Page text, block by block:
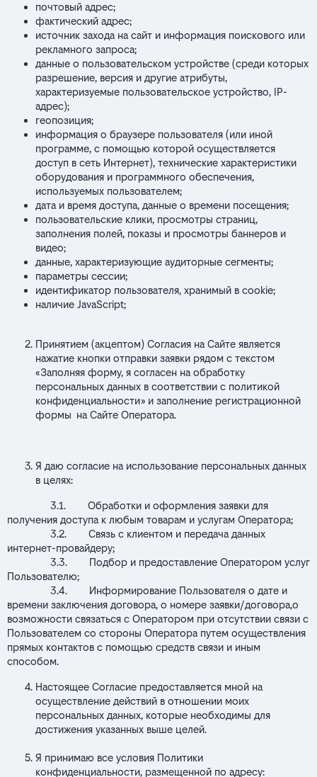
почтовый адрес;
фактический адрес;
источник захода на сайт и информация поискового или
рекламного запроса;
данные о пользовательском устройстве (среди которых
разрешение, версия и другие атрибуты,
характеризуемые пользовательское устройство, IP-
адрес);
геопозиция;
информация о браузере пользователя (или иной
программе, с помощью которой осуществляется
доступ в сеть Интернет), технические характеристики
оборудования и программного обеспечения,
используемых пользователем;
дата и время доступа, данные о времени посещения;
пользовательские клики, просмотры страниц,
заполнения полей, показы и просмотры баннеров и
видео;
данные, характеризующие аудиторные сегменты;
параметры сессии;
идентификатор пользователя, хранимый в cookie;
наличие JavaScript;
Принятием (акцептом) Согласия на Сайте является
нажатие кнопки отправки заявки рядом с текстом
«Заполняя форму, я согласен на обработку
персональных данных в соответствии с политикой
конфиденциальности» и заполнение регистрационной
формы на Сайте Оператора.
Я даю согласие на использование персональных данных
в целях:
3.1. Обработки и оформления заявки для
получения доступа к любым товарам и услугам Оператора;
3.2. Связь с клиентом и передача данных
интернет-провайдеру;
3.3. Подбор и предоставление Оператором услуг
Пользователю;
3.4. Информирование Пользователя о дате и
времени заключения договора, о номере заявки/договора,о
возможности связаться с Оператором при отсутствии связи с
Пользователем со стороны Оператора путем осуществления
прямых контактов с помощью средств связи и иным
способом.
Настоящее Согласие предоставляется мной на
осуществление действий в отношении моих
персональных данных, которые необходимы для
достижения указанных выше целей.
Я принимаю все условия Политики
конфиденциальности, размещенной по адресу: